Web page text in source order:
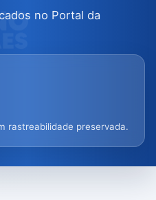
no Portal da
rastreabilidade preservada.